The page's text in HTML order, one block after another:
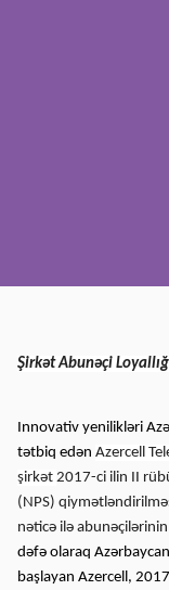
Şirkət Abunəçi
Innovativ yenilikləri
tətbiq edən Azercell
şirkət 2017-ci ilin II
(NPS)
nəticə ilə abunəçilərinin
dəfə olaraq
başlayan Azercell,